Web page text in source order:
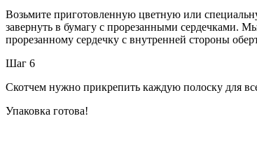
Возьмите приготовленную цветную или
завернуть в бумагу с прорезанными сердечками.
прорезанному сердечку с внутренней стороны
Шаг 6
Скотчем нужно прикрепить каждую полоску для
Упаковка готова!